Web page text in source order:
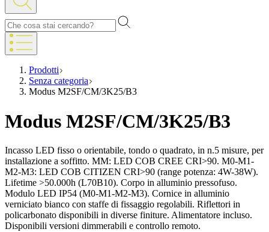
Prodotti
Senza categoria
Modus M2SF/CM/3K25/B3
Modus M2SF/CM/3K25/B3
Incasso LED fisso o orientabile, tondo o quadrato, in n.5 misure, per
installazione a soffitto. MM: LED COB CREE CRI>90. M0-M1-
M2-M3: LED COB CITIZEN CRI>90 (range potenza: 4W-38W).
Lifetime >50.000h (L70B10). Corpo in alluminio pressofuso.
Modulo LED IP54 (M0-M1-M2-M3). Cornice in alluminio
verniciato bianco con staffe di fissaggio regolabili. Riflettori in
policarbonato disponibili in diverse finiture. Alimentatore incluso.
Disponibili versioni dimmerabili e controllo remoto.